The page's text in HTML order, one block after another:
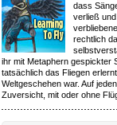
dass
verließ
rechtlich
ihr mit Metaphern gespickter
tatsächlich das Fliegen
Weltgeschehen war. Auf
Zuversicht, mit oder ohne